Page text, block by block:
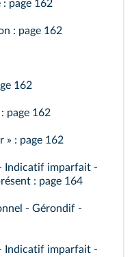
: page 162
: page 162
162
: page 162
» : page 162
Indicatif imparfait -
: page 164
- Gérondif -
Indicatif imparfait -